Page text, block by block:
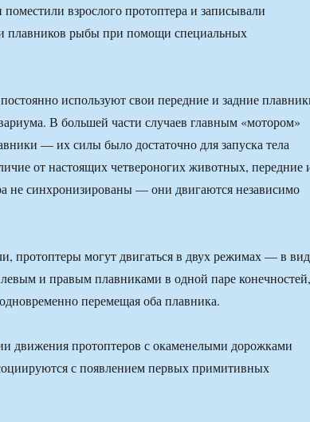
взрослого протоптера и записывали
плавников рыбы при помощи специальных
используют свои передние и задние
В большей части случаев главным «мотором»
— их силы было достаточно для запуска тела
от настоящих четвероногих животных, передние
не синхронизированы — они двигаются независимо
протоптеры могут двигаться в двух режимах — в
и правым плавниками в одной паре конечностей,
перемещая оба плавника.
движения протоптеров с окаменелыми дорожками
с появлением первых примитивных